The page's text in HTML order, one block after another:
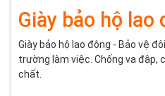
Giày bảo hộ lao
Giày bảo hộ lao động - Bảo vệ
trường làm việc. Chống va đập,
chất.